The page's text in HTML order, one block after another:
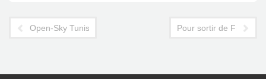
Open-Sky Tunisie/Union européenne: la date de signature
Pour sortir de France